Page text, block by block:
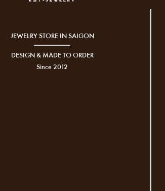
JEWELRY STORE IN SAIGON
DESIGN & MADE TO ORDER
Since 2012